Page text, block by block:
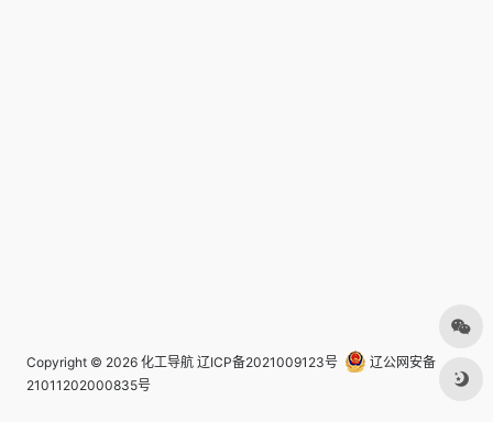
Copyright © 2026 化工导航 辽ICP备2021009123号
辽公网安备
21011202000835号